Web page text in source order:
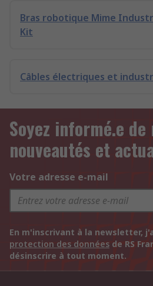
Bras robotique Mime
Kit
Câbles électriques et
Soyez informé.e
nouveautés et
Votre adresse e-mail
En m'inscrivant à la newsletter,
protection des données de RS
désinscrire à tout moment.